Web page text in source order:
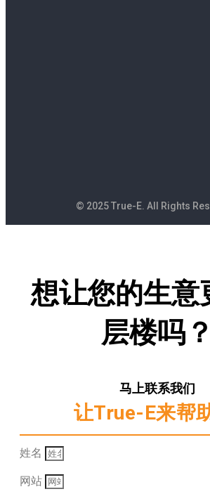
© 2025 True-E. All Rights
想让您的生意
层楼吗？
马上联系我们
让True-E来帮
姓名
网站